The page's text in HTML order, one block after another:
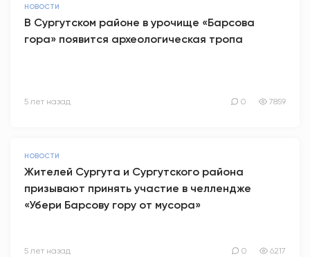
НОВОСТИ
В Сургутском районе в урочище «Барсова
гора» появится археологическая тропа
5 лет назад 0 7859
НОВОСТИ
Жителей Сургута и Сургутского района
призывают принять участие в челлендже
«Убери Барсову гору от мусора»
5 лет назад 0 6217